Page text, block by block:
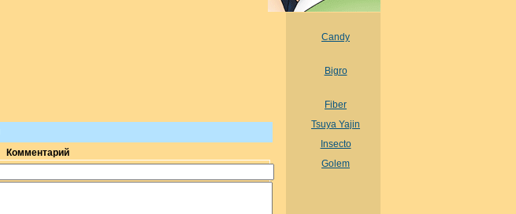
Комментарий
Candy
Bigro
Fiber
Tsuya Yajin
Insecto
Golem